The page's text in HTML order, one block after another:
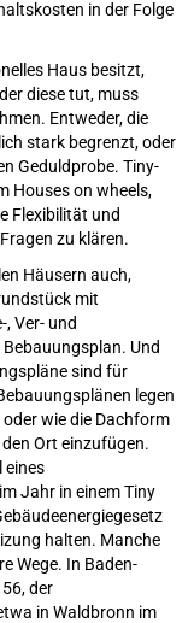
in der Folge
Haus besitzt,
diese tut, muss
Entweder, die
stark begrenzt, oder
Geduldprobe. Tiny-
Houses on wheels,
Flexibilität und
zu klären.
Häusern auch,
mit
Ver- und
Und
sind für
legen
wie die Dachform
Ort einzufügen.
eines
Jahr in einem Tiny
halten. Manche
Wege. In Baden-
der
in Waldbronn im